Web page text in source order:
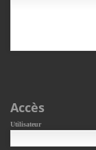
Accès
Utilisateur